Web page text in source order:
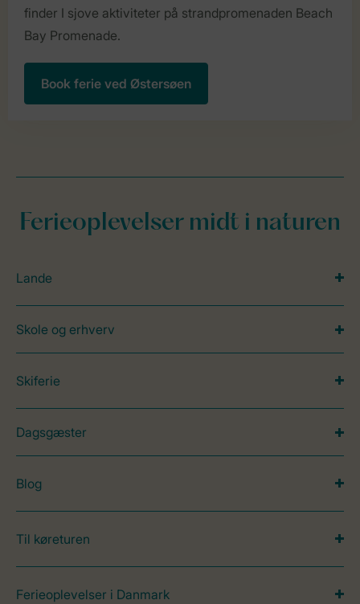
finder I sjove aktiviteter på strandpromenaden Beach
Bay Promenade.
Book ferie ved Østersøen
Ferieoplevelser midt i naturen
Lande
Skole og erhverv
Skiferie
Dagsgæster
Blog
Til køreturen
Ferieoplevelser i Danmark